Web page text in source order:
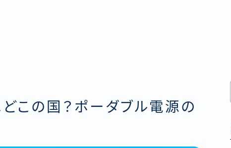
この国？ポーダブル電源の